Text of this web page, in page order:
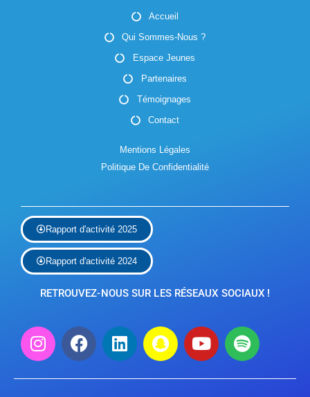
Accueil
Qui Sommes-Nous ?
Espace Jeunes
Partenaires
Témoignages
Contact
Mentions Légales
Politique De Confidentialité
Rapport d'activité 2025
Rapport d'activité 2024
RETROUVEZ-NOUS SUR LES RÉSEAUX SOCIAUX !